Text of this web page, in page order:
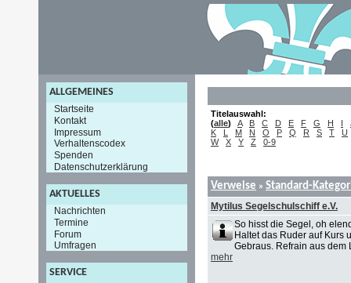
ALLGEMEINES
Startseite
Kontakt
Impressum
Verhaltenscodex
Spenden
Datenschutzerklärung
AKTUELLES
Nachrichten
Termine
Forum
Umfragen
SERVICE
Titelauswahl:
(alle) A B C D E F G H I
K
L M N O P Q R S T
U
W
X Y Z 0-9
Verweise » Standard-
Mytilus Segelschulschiff e.V.
So hisst die Segel, oh
Haltet das Ruder auf Kurs
Gebraus. Refrain aus dem
mehr